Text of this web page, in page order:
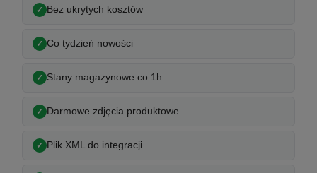
Bez ukrytych kosztów
Co tydzień nowości
Stany magazynowe co 1h
Darmowe zdjęcia produktowe
Plik XML do integracji